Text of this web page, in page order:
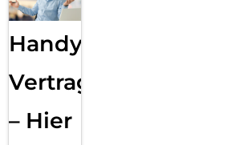
Handy
Vertragsabwicklung
– Hier